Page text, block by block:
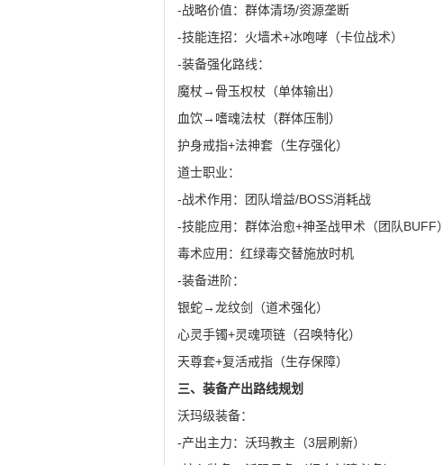
-战略价值：群体清场/资源垄断
-技能连招：火墙术+冰咆哮（卡位战术）
-装备强化路线：
魔杖→骨玉权杖（单体输出）
血饮→嗜魂法杖（群体压制）
护身戒指+法神套（生存强化）
道士职业：
-战术作用：团队增益/BOSS消耗战
-技能应用：群体治愈+神圣战甲术（团队BUFF）
毒术应用：红绿毒交替施放时机
-装备进阶：
银蛇→龙纹剑（道术强化）
心灵手镯+灵魂项链（召唤特化）
天尊套+复活戒指（生存保障）
三、装备产出路线规划
沃玛级装备：
-产出主力：沃玛教主（3层刷新）